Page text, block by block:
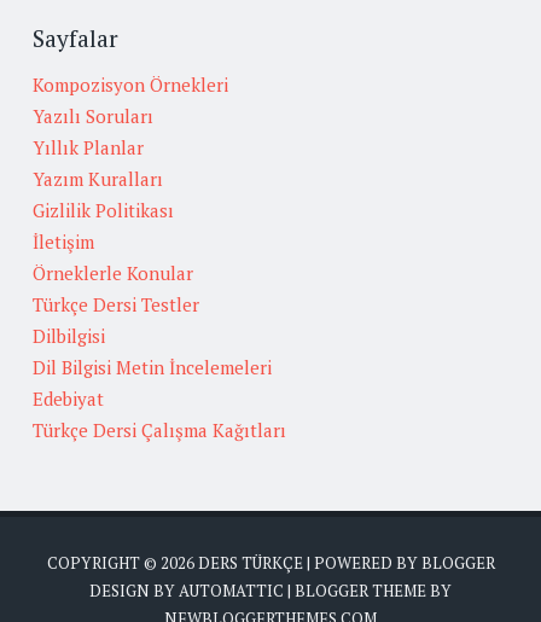
Sayfalar
Kompozisyon Örnekleri
Yazılı Soruları
Yıllık Planlar
Yazım Kuralları
Gizlilik Politikası
İletişim
Örneklerle Konular
Türkçe Dersi Testler
Dilbilgisi
Dil Bilgisi Metin İncelemeleri
Edebiyat
Türkçe Dersi Çalışma Kağıtları
COPYRIGHT © 2026DERS TÜRKÇE| POWERED BYBLOGGER
DESIGN BYAUTOMATTIC | BLOGGER THEME BY